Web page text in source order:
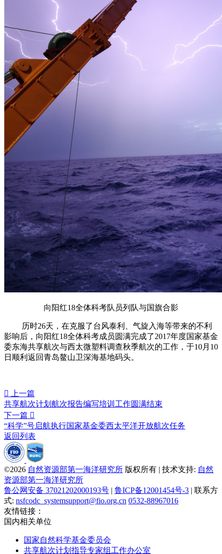
向阳红18全体科考队员列队与国旗合影
历时26天，在克服了台风泰利、气旋入海等带来的不利
影响后，向阳红18全体科考成员圆满完成了2017年度国家基金
委东海共享航次与西太微塑料调查秋季航次的工作，于10月10
日顺利返回青岛鳌山卫深海基地码头。

上一篇
共享航次计划航次报告编写培训工作圆满结束
下一篇 
“科学”号启航执行国家基金委西太平洋开放航次任务
返回列表
©2026 自然资源部第一海洋研究所 版权所有 | 技术支持: 自然
资源部第一海洋研究所
鲁公网安备 37021202000193号 | 鲁ICP备12001454号-3 | 联系方
式: nsfcodc_systemsupport@fio.org.cn 0532-88967016
友情链接：
国内相关单位
国家自然科学基金委员会
共享航次计划指导专家组工作办公室